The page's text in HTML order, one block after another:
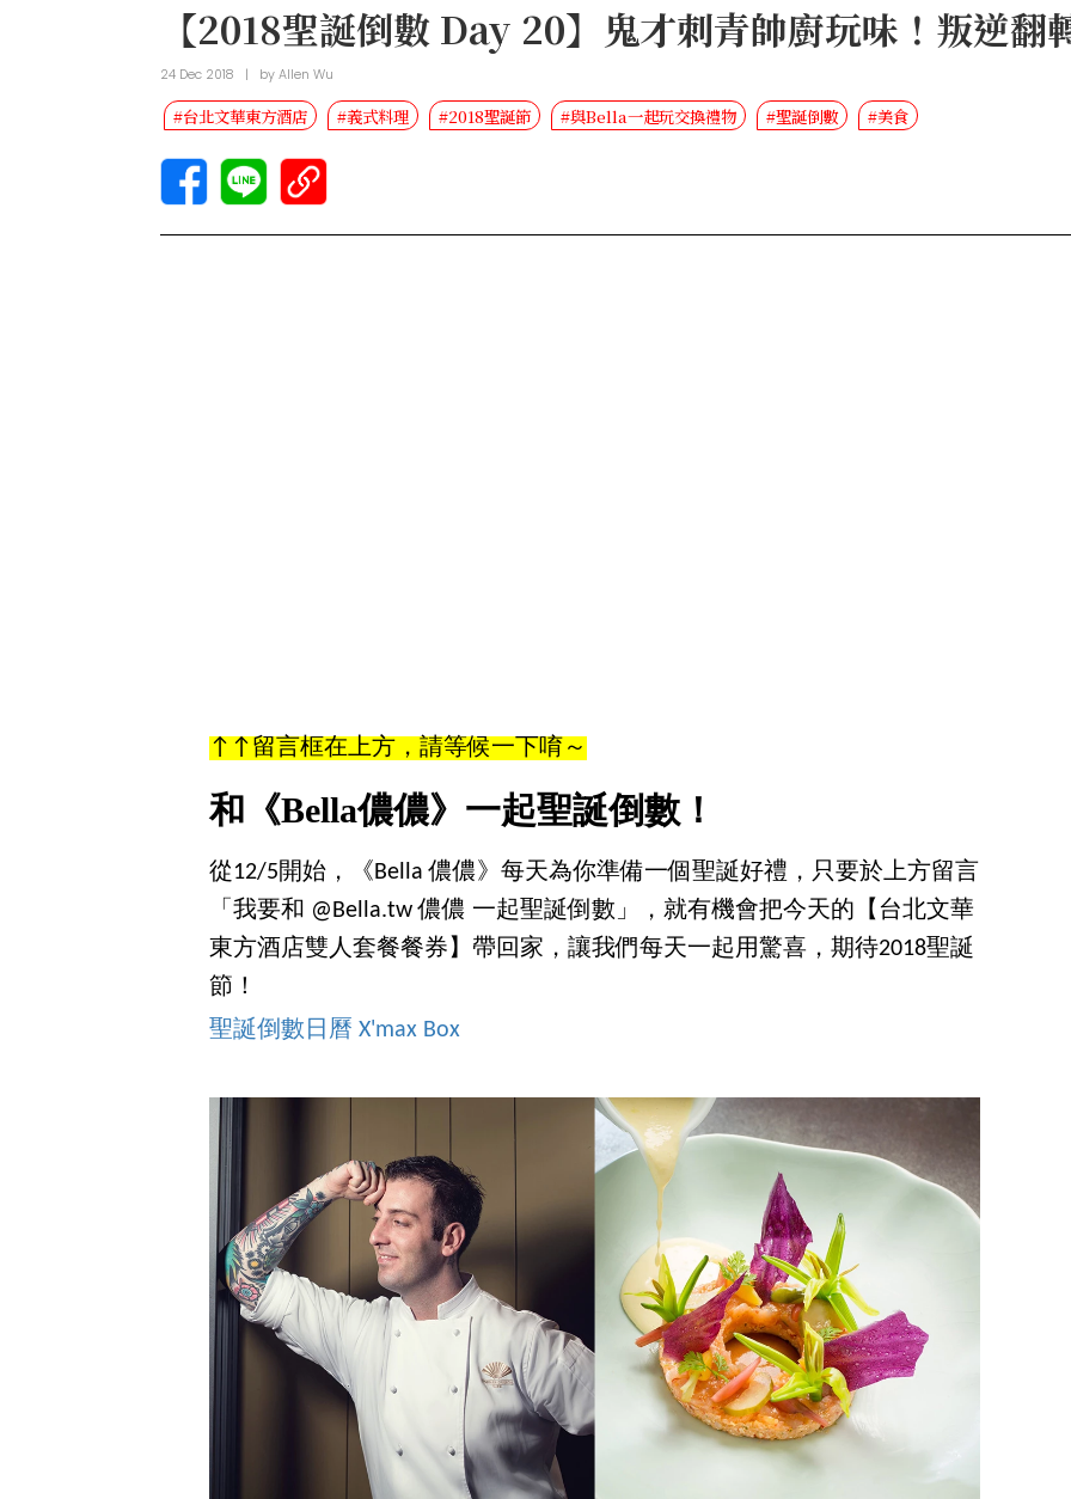
【2018聖誕倒數 Day 20】鬼才刺青帥廚玩味！叛逆翻
24 Dec 2018 | byAllen Wu
#台北文華東方酒店 #義式料理 #2018聖誕節 #與Bella一起玩交換禮物 #聖誕倒數 #美食
↑↑留言框在上方，請等候一下唷～
和《Bella儂儂》一起聖誕倒數！
從12/5開始，《Bella 儂儂》每天為你準備一個聖誕好禮，只要於上方留言
「我要和 @Bella.tw 儂儂 一起聖誕倒數」，就有機會把今天的【台北文華
東方酒店雙人套餐餐券】帶回家，讓我們每天一起用驚喜，期待2018聖誕
節！
聖誕倒數日曆 X'max Box